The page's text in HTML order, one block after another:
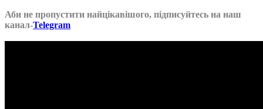
Аби не пропустити найцікавішого, підписуйтесь на наш
канал-Telegram